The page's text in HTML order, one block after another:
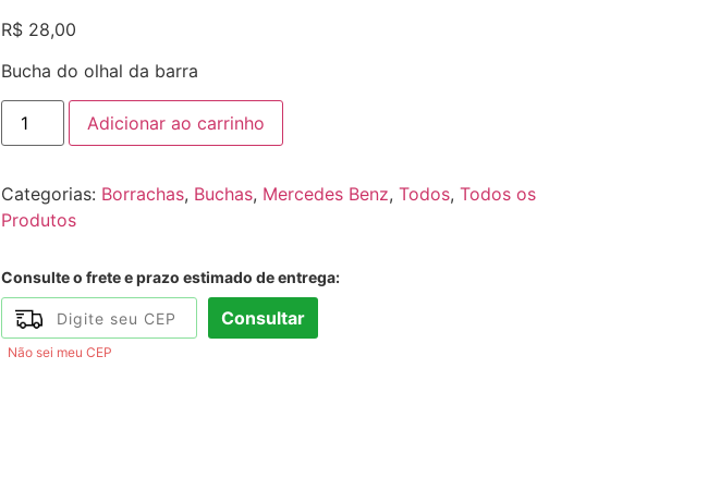
R$28,00
Bucha do olhal da barra
Adicionar ao carrinho
Categorias: Borrachas, Buchas, Mercedes Benz, Todos, Todos os
Produtos
Consulte o frete e prazo estimado de entrega:
Consultar
Não sei meu CEP